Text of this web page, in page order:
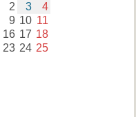
2 3 4
9 10 11
16 17 18
23 24 25